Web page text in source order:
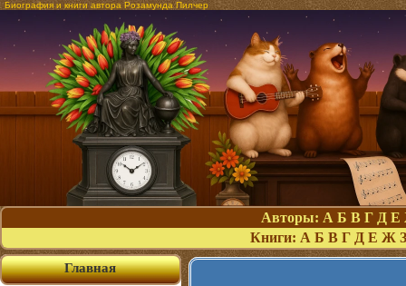
Биография и книги автора Розамунда Пилчер
Авторы: А Б В Г Д Е
Книги: А Б В Г Д Е Ж З
Главная